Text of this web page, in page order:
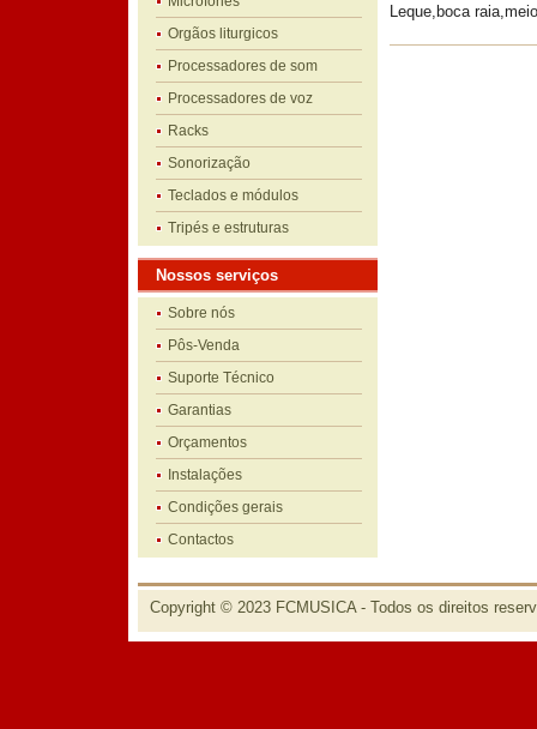
Orgãos liturgicos
Processadores de som
Processadores de voz
Racks
Sonorização
Teclados e módulos
Tripés e estruturas
Nossos serviços
Sobre nós
Pôs-Venda
Suporte Técnico
Garantias
Orçamentos
Instalações
Condições gerais
Contactos
Leque,boca
Copyright © 2023 FCMUSICA - Todos os direitos